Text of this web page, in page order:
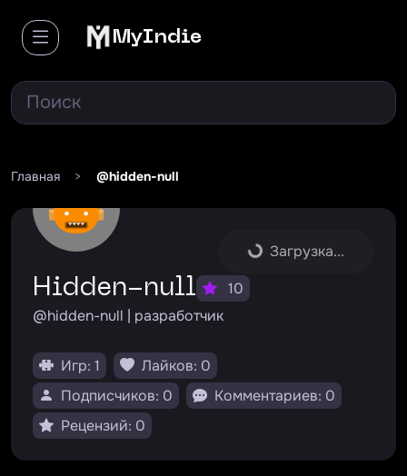
MyIndie
Главная > @hidden-null
Загрузка...
hidden-null
10
@hidden-null | разработчик
Игр: 1
Лайков: 0
Подписчиков: 0
Комментариев: 0
Рецензий: 0